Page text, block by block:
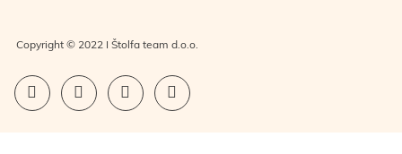
Copyright © 2022 I Štolfa team d.o.o.